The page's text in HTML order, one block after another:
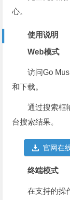
心。
使用说明
Web模式
访问Go
和下载。
通过搜索框
台搜索结果。
官网在
终端模式
在支持的操